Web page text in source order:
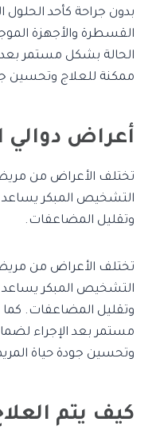
بدون جراحة كأحد الحلول
القسطرة والأجهزة
الحالة بشكل مستمر
ممكنة للعلاج وتحسين
أعراض دوالي
تختلف الأعراض من
التشخيص المبكر يساعد
وتقليل المضاعفات.
تختلف الأعراض من
التشخيص المبكر يساعد
وتقليل المضاعفات. كما
مستمر بعد الإجراء
وتحسين جودة حياة
كيف يتم